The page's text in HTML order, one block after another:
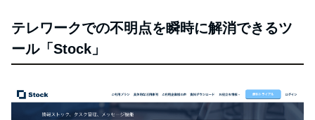
テレワークでの不明点を瞬時に解消できるツ
ール「Stock」